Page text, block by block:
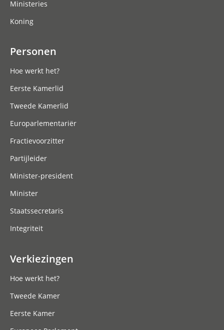
Ministeries
Koning
Personen
Hoe werkt het?
Eerste Kamerlid
Tweede Kamerlid
Europarlementariër
Fractievoorzitter
Partijleider
Minister-president
Minister
Staatssecretaris
Integriteit
Verkiezingen
Hoe werkt het?
Tweede Kamer
Eerste Kamer